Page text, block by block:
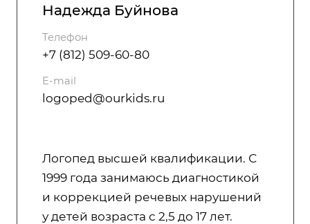
Надежда Буйнова
Телефон
+7 (812) 509-60-80
E-mail
logoped@ourkids.ru
Логопед высшей квалификации. С
1999 года занимаюсь диагностикой
и коррекцией речевых нарушений
у детей возраста с 2,5 до 17 лет.